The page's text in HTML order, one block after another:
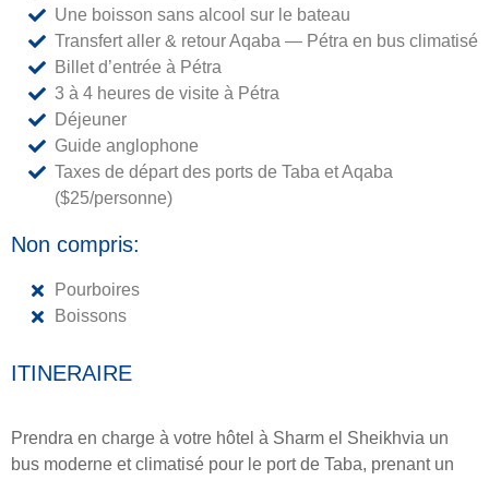
Une boisson sans alcool sur le bateau
Transfert aller & retour Aqaba — Pétra en bus climatisé
Billet d’entrée à Pétra
3 à 4 heures de visite à Pétra
Déjeuner
Guide anglophone
Taxes de départ des ports de Taba et Aqaba
($25/personne)
Non compris:
Pourboires
Boissons
ITINERAIRE
Prendra en charge à votre hôtel à Sharm el Sheikhvia un
bus moderne et climatisé pour le port de Taba, prenant un